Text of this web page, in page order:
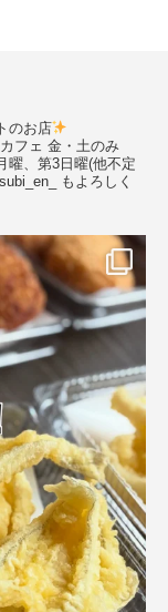
のお店
フェ 金・土のみ
曜、第3日曜(他不定
もよろしく